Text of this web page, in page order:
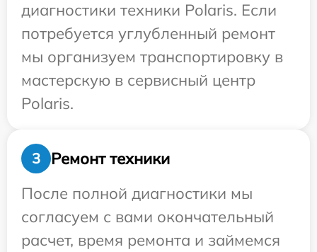
диагностики техники Polaris. Если
потребуется углубленный ремонт
мы организуем транспортировку в
мастерскую в сервисный центр
Polaris.
3
Ремонт техники
После полной диагностики мы
согласуем с вами окончательный
расчет, время ремонта и займемся